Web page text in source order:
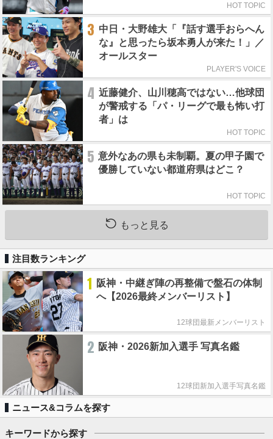
HOT TOPIC
3 中日・大野雄大「『話す選手おらへん
な』と思ったら坂本勇人が来た！」／
オールスター
PLAYER'S VOICE
4 近藤健介、山川穂高ではない…他球団
が警戒する「パ・リーグで最も怖い打
者」は
HOT TOPIC
5 意外なあの県も未制覇。夏の甲子園で
優勝していない都道府県はどこ？
HOT TOPIC
もっと見る
注目数ランキング
1 阪神・中継ぎ陣の再整備で盤石の体制
へ【2026最終メンバーリスト】
12球団最新メンバーリスト
2 阪神・2026新加入選手 写真名鑑
12球団新加入選手写真名鑑
ニュース&コラムを探す
キーワードから探す